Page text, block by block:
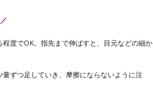
度でOK。指先まで伸ばすと、目元などの細か
ずつ足していき、摩擦にならないように注